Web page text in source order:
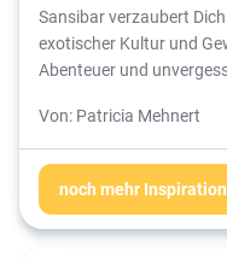
Sansibar verzaubert
exotischer Kultur und
Abenteuer und
Von: Patricia Mehnert
noch mehr Inspiration